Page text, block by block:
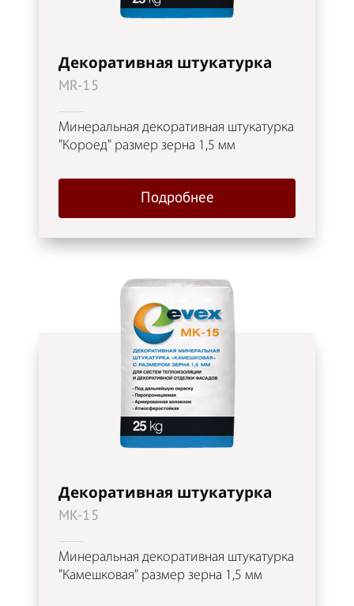
Декоративная штукатурка
MR-15
Минеральная декоративная штукатурка
"Короед" размер зерна 1,5 мм
Подробнее
Декоративная штукатурка
MK-15
Минеральная декоративная штукатурка
"Камешковая" размер зерна 1,5 мм